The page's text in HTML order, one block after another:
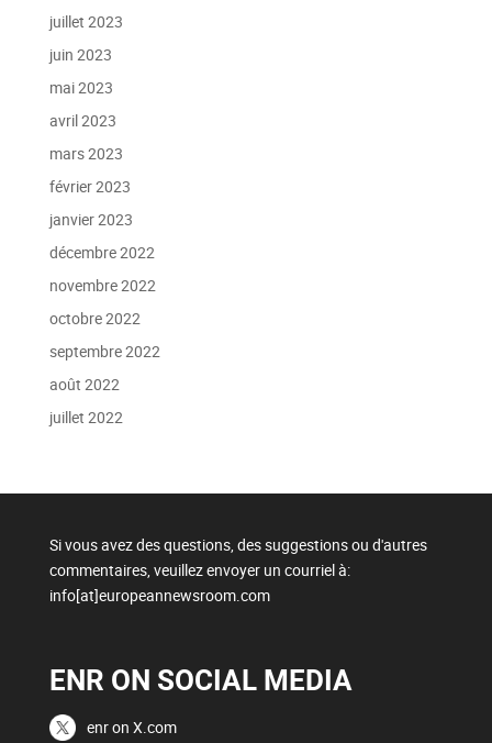
juillet 2023
juin 2023
mai 2023
avril 2023
mars 2023
février 2023
janvier 2023
décembre 2022
novembre 2022
octobre 2022
septembre 2022
août 2022
juillet 2022
Si vous avez des questions, des suggestions ou d'autres
commentaires, veuillez envoyer un courriel à:
info[at]europeannewsroom.com
ENR ON SOCIAL MEDIA
enr on X.com